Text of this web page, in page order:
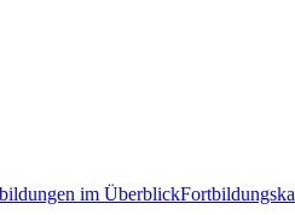
im Überblick